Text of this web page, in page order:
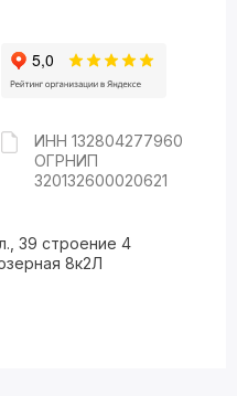
ИНН 132804277960
ОГРНИП
320132600020621
39 строение 4
8к2Л